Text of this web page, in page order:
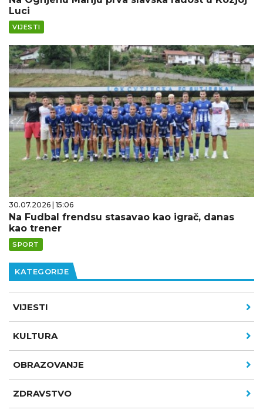
Luci
VIJESTI
30.07.2026 | 15:06
Na Fudbal frendsu stasavao kao igrač, danas
kao trener
SPORT
KATEGORIJE
VIJESTI
KULTURA
OBRAZOVANJE
ZDRAVSTVO